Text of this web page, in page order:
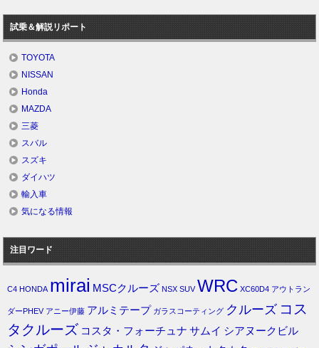
試乗＆解説リポート
TOYOTA
NISSAN
Honda
MAZDA
三菱
スバル
スズキ
ダイハツ
輸入車
気になる情報
注目ワード
C4 HONDA mirai MSCクルーズ NSX SUV WRC XC60D4 アウトラン
ダーPHEV アニー伊藤 アルミテープ ガラスコーティング クルーズ コス
タクルーズ コスタ・フォーチュナ サムイ シアヌークビル